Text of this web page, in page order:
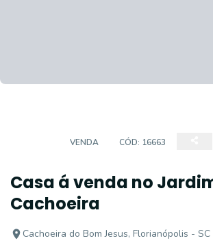
VENDA CÓD: 16663
Casa á venda no
Cachoeira
Cachoeira do Bom Jesus, Florianópolis - SC